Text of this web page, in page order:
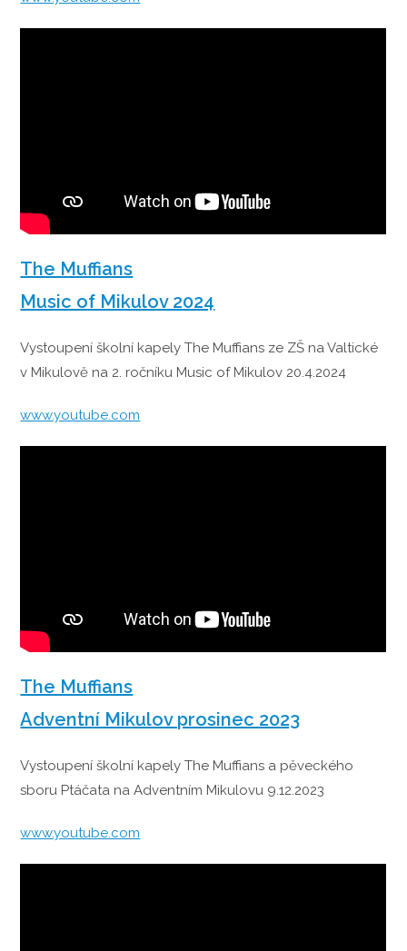
The Muffians
Music of Mikulov 2024
Vystoupení školní kapely The Muffians ze ZŠ na Valtické
v Mikulově na 2. ročníku Music of Mikulov 20.4.2024
www.youtube.com
The Muffians
Adventní Mikulov prosinec 2023
Vystoupení školní kapely The Muffians a pěveckého
sboru Ptáčata na Adventním Mikulovu 9.12.2023
www.youtube.com